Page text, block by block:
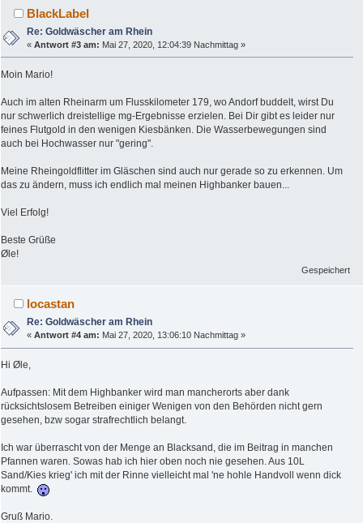
BlackLabel
Re: Goldwäscher am Rhein
«Antwort #3 am: Mai 27, 2020, 12:04:39 Nachmittag »
Moin Mario!
Auch im alten Rheinarm um Flusskilometer 179, wo Andorf buddelt, wirst Du
nur schwerlich dreistellige mg-Ergebnisse erzielen. Bei Dir gibt es leider nur
feines Flutgold in den wenigen Kiesbänken. Die Wasserbewegungen sind
auch bei Hochwasser nur "gering".
Meine Rheingoldflitter im Gläschen sind auch nur gerade so zu erkennen. Um
das zu ändern, muss ich endlich mal meinen Highbanker bauen...
Viel Erfolg!
Beste Grüße
Øle!
Gespeichert
locastan
Re: Goldwäscher am Rhein
«Antwort #4 am: Mai 27, 2020, 13:06:10 Nachmittag »
Hi Øle,
Aufpassen: Mit dem Highbanker wird man mancherorts aber dank
rücksichtslosem Betreiben einiger Wenigen von den Behörden nicht gern
gesehen, bzw sogar strafrechtlich belangt.
Ich war überrascht von der Menge an Blacksand, die im Beitrag in manchen
Pfannen waren. Sowas hab ich hier oben noch nie gesehen. Aus 10L
Sand/Kies krieg' ich mit der Rinne vielleicht mal 'ne hohle Handvoll wenn dick
kommt.
Gruß Mario.